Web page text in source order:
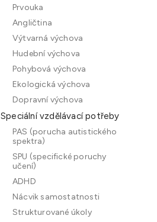
Prvouka
Angličtina
Výtvarná výchova
Hudební výchova
Pohybová výchova
Ekologická výchova
Dopravní výchova
Speciální vzdělávací potřeby
PAS (porucha autistického
spektra)
SPU (specifické poruchy
učení)
ADHD
Nácvik samostatnosti
Strukturované úkoly